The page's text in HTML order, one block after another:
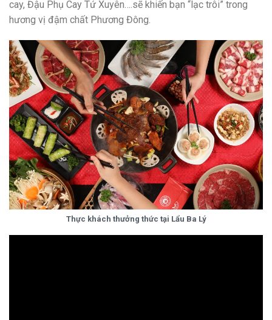
cay, Đậu Phụ Cay Tứ Xuyên….sẽ khiến bạn “lạc trôi” trong
hương vị đậm chất Phương Đông.
Thực khách thưởng thức tại Lẩu Ba Lý